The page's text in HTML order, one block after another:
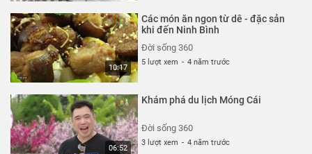
10:17
Các món ăn ngon từ dê - đặc sản
khi đến Ninh Bình
Đời sống 360
5 lượt xem - 4 năm trước
06:52
Khám phá du lịch Móng Cái
Đời sống 360
3 lượt xem - 4 năm trước